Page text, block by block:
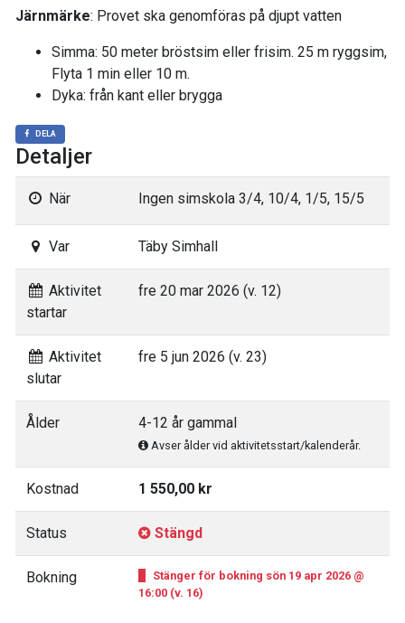
Järnmärke: Provet ska genomföras på djupt vatten
Simma: 50 meter bröstsim eller frisim. 25 m ryggsim,
Flyta 1 min eller 10 m.
Dyka: från kant eller brygga
DELA
Detaljer
När Ingen simskola 3/4, 10/4, 1/5, 15/5
Var Täby Simhall
Aktivitet
startar
fre 20 mar 2026 (v. 12)
Aktivitet
slutar
fre 5 jun 2026 (v. 23)
Ålder 4-12 år gammal
Avser ålder vid aktivitetsstart/kalenderår.
Kostnad 1 550,00 kr
Status Stängd
Bokning
Stänger för bokning sön 19 apr 2026 @
16:00 (v. 16)